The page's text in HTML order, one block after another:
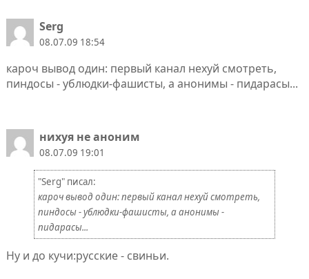
Serg
08.07.09 18:54
кароч вывод один: первый канал нехуй смотреть,
пиндосы - ублюдки-фашисты, а анонимы - пидарасы...
нихуя не аноним
08.07.09 19:01
"Serg" писал:
кароч вывод один: первый канал нехуй смотреть,
пиндосы - ублюдки-фашисты, а анонимы -
пидарасы...
Ну и до кучи:русские - свиньи.